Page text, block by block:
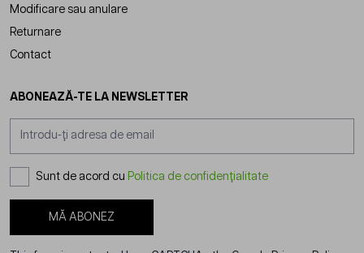
Modificare sau anulare
Returnare
Contact
ABONEAZĂ-TE LA NEWSLETTER
Sunt de acord cu Politica de confidențialitate
MĂ ABONEZ